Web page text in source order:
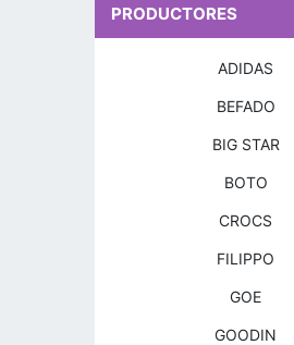
PRODUCTORES
ADIDAS
BEFADO
BIG STAR
BOTO
CROCS
FILIPPO
GOE
GOODIN